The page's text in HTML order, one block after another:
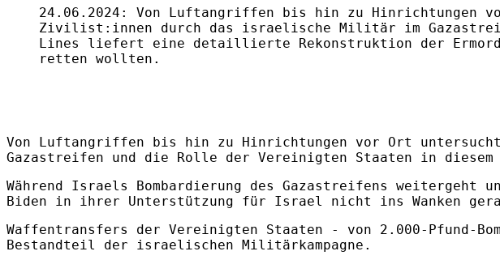
24.06.2024: Von Luftangriffen bis hin zu Hinrichtungen
Zivilist:innen durch das israelische Militär im
Lines liefert eine detaillierte Rekonstruktion der
retten wollten.
Von Luftangriffen bis hin zu Hinrichtungen vor Ort
Gazastreifen und die Rolle der Vereinigten Staaten in diesem
Während Israels Bombardierung des Gazastreifens weitergeht
Biden in ihrer Unterstützung für Israel nicht ins Wanken
Waffentransfers der Vereinigten Staaten - von 2.000-Pfund-
Bestandteil der israelischen Militärkampagne.